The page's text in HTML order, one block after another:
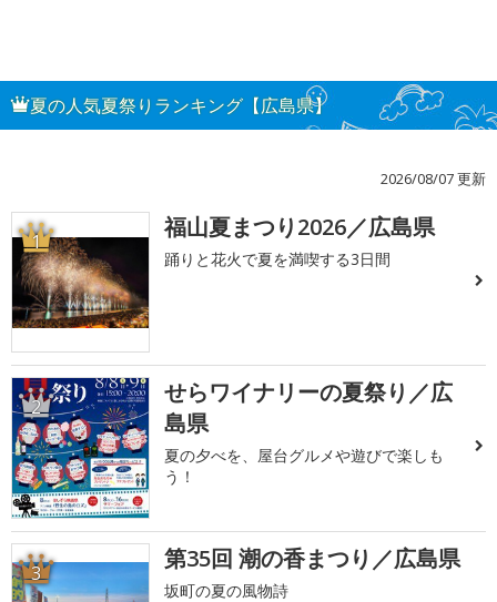
夏の人気夏祭りランキング【広島県】
2026/08/07 更新
1 福山夏まつり2026／広島県
踊りと花火で夏を満喫する3日間
2
せらワイナリーの夏祭り／広
島県
夏の夕べを、屋台グルメや遊びで楽しも
う！
3 第35回 潮の香まつり／広島県
坂町の夏の風物詩